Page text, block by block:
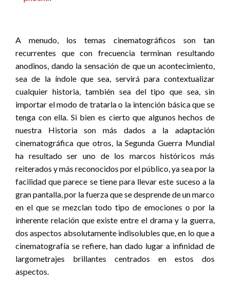
A menudo, los temas cinematográficos son tan
recurrentes que con frecuencia terminan resultando
anodinos, dando la sensación de que un acontecimiento,
sea de la índole que sea, servirá para contextualizar
cualquier historia, también sea del tipo que sea, sin
importar el modo de tratarla o la intención básica que se
tenga con ella. Si bien es cierto que algunos hechos de
nuestra Historia son más dados a la adaptación
cinematográfica que otros, la Segunda Guerra Mundial
ha resultado ser uno de los marcos históricos más
reiterados y más reconocidos por el público, ya sea por la
facilidad que parece se tiene para llevar este suceso a la
gran pantalla, por la fuerza que se desprende de un marco
en el que se mezclan todo tipo de emociones o por la
inherente relación que existe entre el drama y la guerra,
dos aspectos absolutamente indisolubles que, en lo que a
cinematografía se refiere, han dado lugar a infinidad de
largometrajes brillantes centrados en estos dos
aspectos.